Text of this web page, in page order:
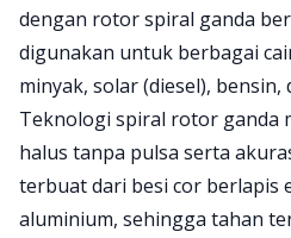
dengan rotor spiral ganda
digunakan untuk berbagai
minyak, solar (diesel), bensin,
Teknologi spiral rotor ganda
halus tanpa pulsa serta
terbuat dari besi cor berlapis
aluminium, sehingga tahan